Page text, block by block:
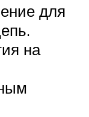
для
на